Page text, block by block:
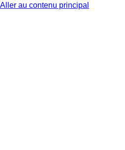
Aller au contenu principal